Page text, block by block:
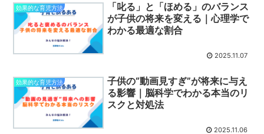
効果的な育児方法
「叱る」と「ほめる」のバランス
が子供の将来を変える｜心理学で
わかる最適な割合
2025.11.07
効果的な育児方法
子供の“動画見すぎ”が将来に与え
る影響｜脳科学でわかる本当のリ
スクと対処法
2025.11.06